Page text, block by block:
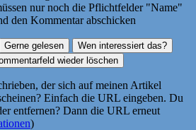
nur noch die Pflichtfelder "Name"
den Kommentar abschicken
der sich auf meinen Artikel
Einfach die URL eingeben. Du
entfernen? Dann die URL erneut
)